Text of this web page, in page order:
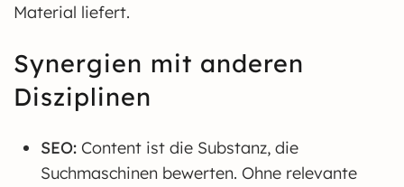
Material liefert.
Synergien mit anderen
Disziplinen
SEO: Content ist die Substanz, die
Suchmaschinen bewerten. Ohne relevante